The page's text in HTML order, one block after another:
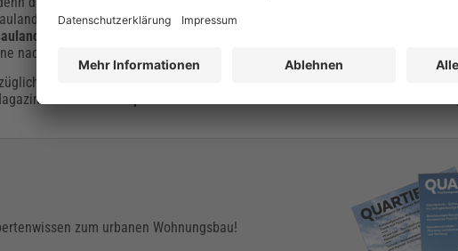
und Bodenpolitik“ damit beauftragt, bis Sommer 2019
nachhaltige Baulandbereitstellung zu schaffen.
sowie zum Wohnungsbau im Allgemeinen erfahren Architekten,
informiert über
zum urbanen Wohnungsbau!